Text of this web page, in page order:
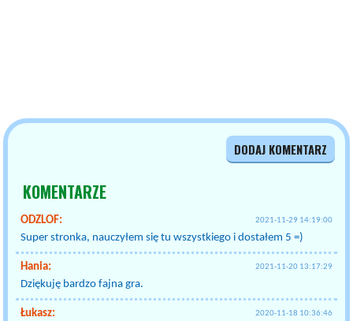
DODAJ KOMENTARZ
KOMENTARZE
ODZLOF: 2021-11-29 14:19:00
Super stronka, nauczyłem się tu wszystkiego i dostałem 5 =)
Hania: 2021-11-20 13:17:29
Dziękuję bardzo fajna gra.
Łukasz: 2020-11-18 10:36:46